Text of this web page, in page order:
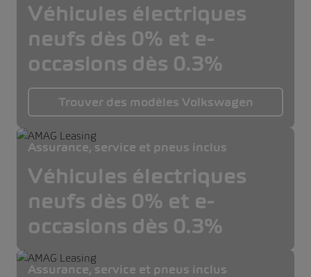
Véhicules électriques
neufs dès 0% et e-
occasions dès 0.3%
Trouver des modèles Volkswagen
Assurance, service et pneus inclus
Véhicules électriques
neufs dès 0% et e-
occasions dès 0.3%
Assurance, service et pneus inclus